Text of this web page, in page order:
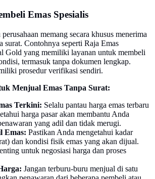
Emas Spesialis
memang secara khusus menerima
surat. Contohnya seperti Raja Emas
Gold yang memiliki layanan untuk membeli
termasuk tanpa dokumen lengkap.
prosedur verifikasi sendiri.
Menjual Emas Tanpa Surat:
Terkini: Selalu pantau harga emas terbaru
harga pasar akan membantu Anda
yang adil dan tidak merugi.
Emas: Pastikan Anda mengetahui kadar
dan kondisi fisik emas yang akan dijual.
untuk negosiasi harga dan proses
Jangan terburu-buru menjual di satu